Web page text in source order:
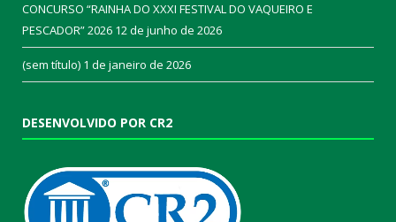
CONCURSO “RAINHA DO XXXI FESTIVAL DO VAQUEIRO E
PESCADOR” 2026 12 de junho de 2026
(sem título) 1 de janeiro de 2026
DESENVOLVIDO POR CR2